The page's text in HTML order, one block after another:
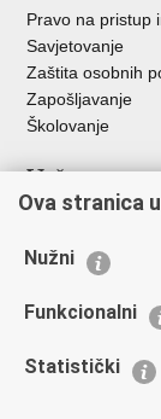
Pravo na pristup
Savjetovanje
Zaštita osobnih
Zapošljavanje
Školovanje
Važne
Ministarstvo
Udruge
Policijska
Zaklada
Ova stranica
Nužni
Funkcionalni
Statistički